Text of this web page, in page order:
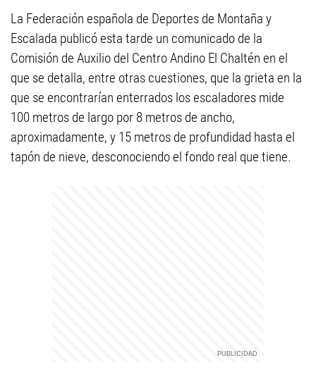
La Federación española de Deportes de Montaña y
Escalada publicó esta tarde un comunicado de la
Comisión de Auxilio del Centro Andino El Chaltén en el
que se detalla, entre otras cuestiones, que la grieta en la
que se encontrarían enterrados los escaladores mide
100 metros de largo por 8 metros de ancho,
aproximadamente, y 15 metros de profundidad hasta el
tapón de nieve, desconociendo el fondo real que tiene.